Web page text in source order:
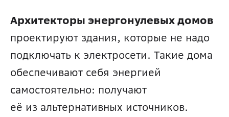
Архитекторы энергонулевых домов
проектируют здания, которые не надо
подключать к электросети. Такие дома
обеспечивают себя энергией
самостоятельно: получают
её из альтернативных источников.